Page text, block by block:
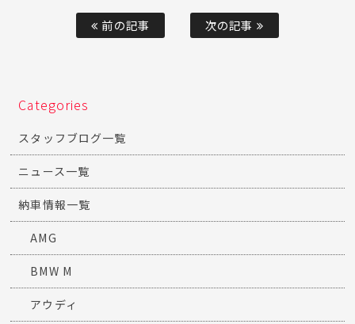
前の記事 次の記事
Categories
スタッフブログ一覧
ニュース一覧
納車情報一覧
AMG
BMW M
アウディ